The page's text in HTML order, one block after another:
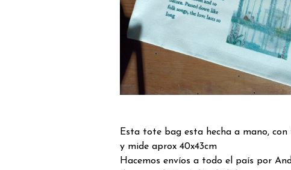
Esta tote bag esta hecha a mano,
y mide aprox 40x43cm
Hacemos envíos a todo el país por